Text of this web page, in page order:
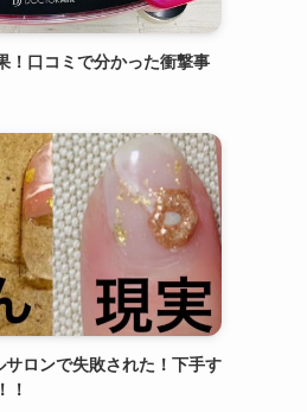
！口コミで分かった衝撃事
サロンで失敗された！下手す
！